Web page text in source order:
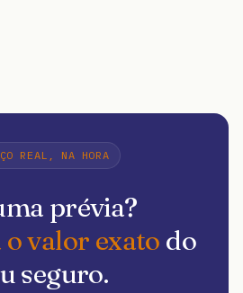
REAL, NA HORA
prévia?
valor exato do
seguro.